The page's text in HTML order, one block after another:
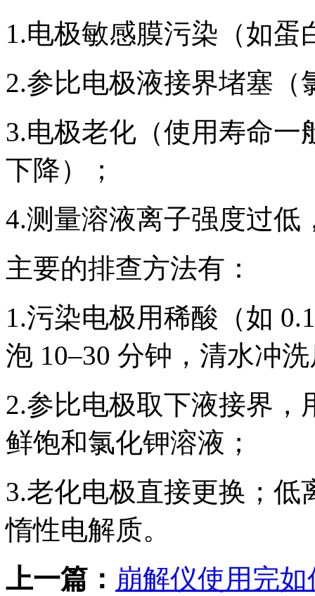
1.电极敏感膜污染（如
2.参比电极液接界堵塞（
3.电极老化（使用寿命一
下降）；
4.测量溶液离子强度过低
主要的排查方法有：
1.污染电极用稀酸（如
泡 10–30 分钟，清水冲
2.参比电极取下液接界
鲜饱和氯化钾溶液；
3.老化电极直接更换；
惰性电解质。
上一篇： 崩解仪使用完